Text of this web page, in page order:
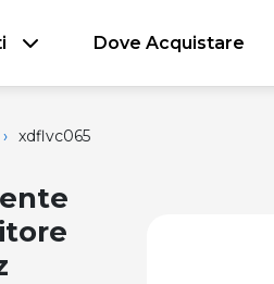
Dove Acquistare
› xdflvc065